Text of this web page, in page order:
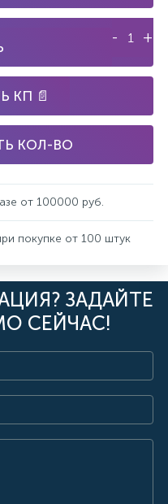
- +
КП 📄
КОЛ-ВО
от 100000 руб.
покупке от 100 штук
ЗАДАЙТЕ
СЕЙЧАС!